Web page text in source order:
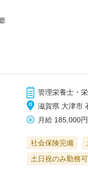
管理栄養士・
滋賀県 大津市
月給 185,000円
社会保険完備
土日祝のみ勤務可